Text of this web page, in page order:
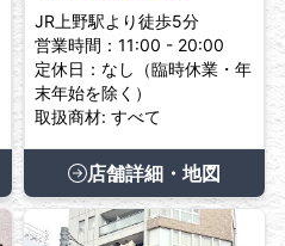
JR上野駅より徒歩5分
営業時間：11:00 - 20:00
定休日：なし（臨時休業・年
末年始を除く）
取扱商材: すべて
店舗詳細・地図